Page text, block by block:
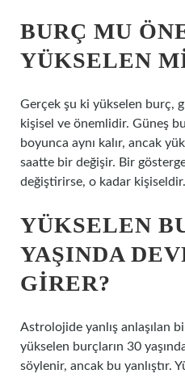
BURÇ MU
YÜKSELEN
Gerçek şu ki yükselen burç,
kişisel ve önemlidir. Güneş
boyunca aynı kalır, ancak
saatte bir değişir. Bir
değiştirirse, o kadar kişiseldir.
YÜKSELEN
YAŞINDA
GIRER?
Astrolojide yanlış anlaşılan
yükselen burçların 30
söylenir, ancak bu yanlıştır.